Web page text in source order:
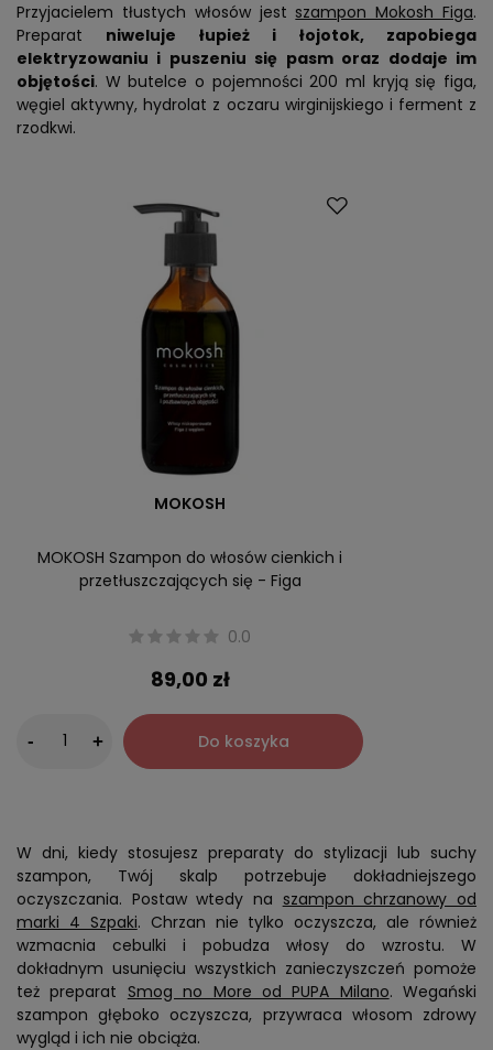
Przyjacielem tłustych włosów jest szampon Mokosh Figa.
Preparat niweluje łupież i łojotok, zapobiega
elektryzowaniu i puszeniu się pasm oraz dodaje im
objętości. W butelce o pojemności 200 ml kryją się figa,
węgiel aktywny, hydrolat z oczaru wirginijskiego i ferment z
rzodkwi.
MOKOSH
MOKOSH Szampon do włosów cienkich i
przetłuszczających się - Figa
0.0
89,00 zł
- + Do koszyka
W dni, kiedy stosujesz preparaty do stylizacji lub suchy
szampon, Twój skalp potrzebuje dokładniejszego
oczyszczania. Postaw wtedy na szampon chrzanowy od
marki 4 Szpaki. Chrzan nie tylko oczyszcza, ale również
wzmacnia cebulki i pobudza włosy do wzrostu. W
dokładnym usunięciu wszystkich zanieczyszczeń pomoże
też preparat Smog no More od PUPA Milano. Wegański
szampon głęboko oczyszcza, przywraca włosom zdrowy
wygląd i ich nie obciąża.